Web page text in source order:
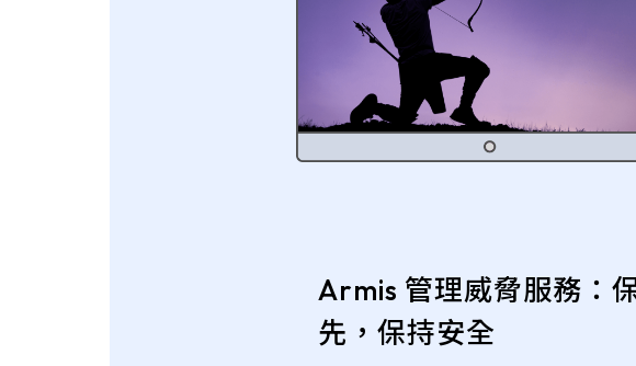
Armis 管理威脅服務：
先，保持安全